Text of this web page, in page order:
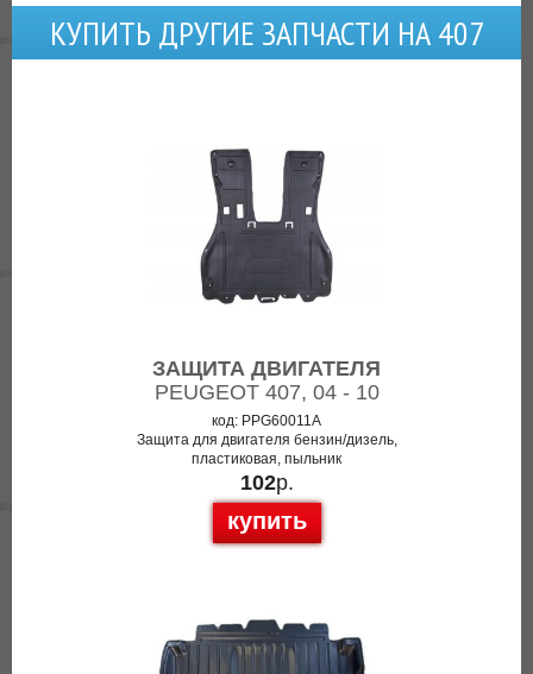
КУПИТЬ ДРУГИЕ ЗАПЧАСТИ НА 407
ЗАЩИТА ДВИГАТЕЛЯ
PEUGEOT 407, 04 - 10
код: PPG60011A
Защита для двигателя бензин/дизель,
пластиковая, пыльник
102р.
купить